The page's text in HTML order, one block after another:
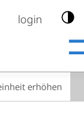
login
erhöhen